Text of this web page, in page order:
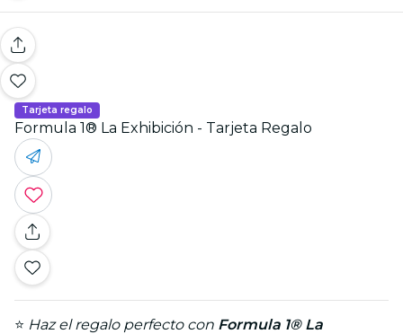
Tarjeta regalo
Formula 1® La Exhibición - Tarjeta Regalo
⭐ Haz el regalo perfecto con Formula 1® La